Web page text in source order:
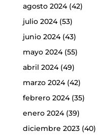
agosto 2024(42)
julio 2024(53)
junio 2024(43)
mayo 2024(55)
abril 2024(49)
marzo 2024(42)
febrero 2024(35)
enero 2024(39)
diciembre 2023(40)